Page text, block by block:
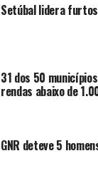
Setúbal lidera
31 dos 50
rendas abaixo de
GNR deteve 5